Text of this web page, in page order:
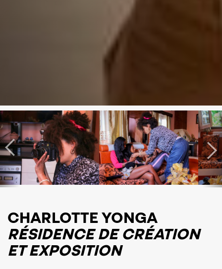
CHARLOTTE YONGA
RÉSIDENCE DE CRÉATION
ET EXPOSITION